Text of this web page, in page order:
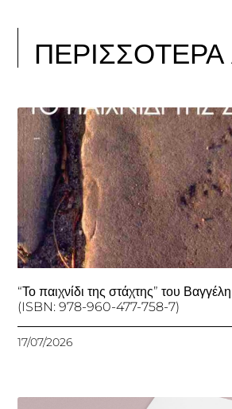
“Το παιχνίδι της στάχτης” του
(ISBN: 978-960-477-758-7)
17/07/2026